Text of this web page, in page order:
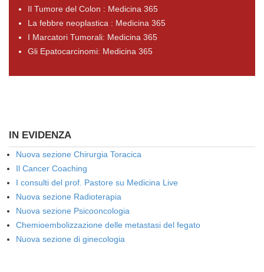
Il Tumore del Colon : Medicina 365
La febbre neoplastica : Medicina 365
I Marcatori Tumorali: Medicina 365
Gli Epatocarcinomi: Medicina 365
IN EVIDENZA
Nuova sezione Chirurgia Toracica
Il Cancer Coaching
I consulti del prof. Pastore su Medicina Live
Nuova sezione Radioterapia
Nuova sezione Psicooncologia
Chemioembolizzazione delle metastasi del fegato
Nuova sezione di ginecologia